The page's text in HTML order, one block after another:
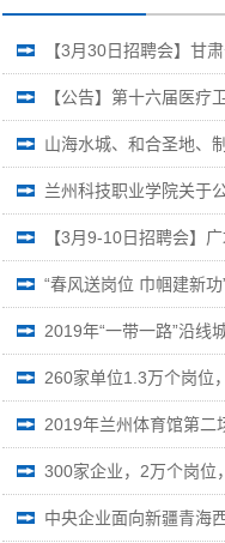
【3月30日招聘会】甘
【公告】第十六届医疗
山海水城、和合圣地、
兰州科技职业学院关于
【3月9-10日招聘会】
“春风送岗位 巾帼建新
2019年“一带一路”沿线
260家单位1.3万个岗位
2019年兰州体育馆第二
300家企业，2万个岗
中央企业面向新疆青海